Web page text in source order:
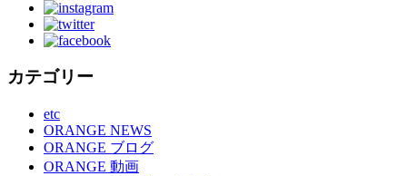
カテゴリー
etc
ORANGE NEWS
ORANGE ブログ
ORANGE 動画